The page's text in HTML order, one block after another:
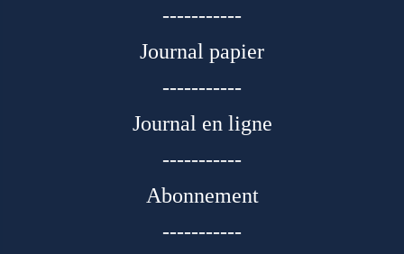
-----------
Journal papier
-----------
Journal en ligne
-----------
Abonnement
-----------